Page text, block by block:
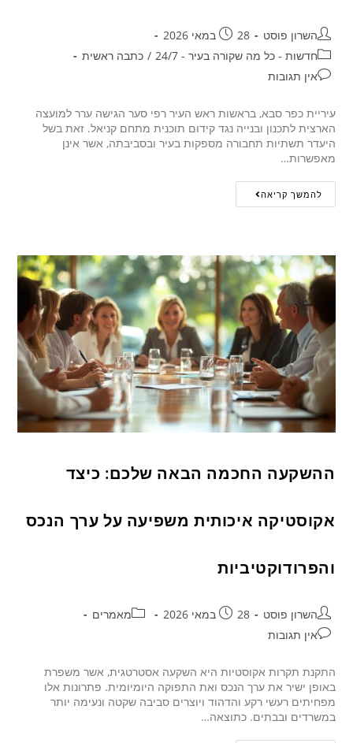
השרון פוסט
28 במאי 2026
חדשות - כל מה שקורה בעיר - 24/7
/ כתבה ראשית
אין תגובות
עיריית כפר סבא, בראשות ראש העיר רפי סער הגישה ערר למועצה
הארצית לתכנון ובנייה נגד קידום תוכנית מתחם קניאל. זאת בשל
היעדר תשתיות תחבורה מספקות בעיר ובסביבתה, אשר אינן
מאפשרות…
להמשך קריאה
ההשקעה החכמה הבאה שלכם: כיצד
אקוסטיקה איכותית משפיעה על ערך הנכס
והפרודוקטיביות
השרון פוסט 28 במאי 2026
מאמרים
אין תגובות
התקנת תקרות אקוסטיות היא השקעה אסטרטגית, אשר משפרת
באופן ישיר את ערך הנכס ואת התפוקה היומיומית. פתרונות אלו
מפחיתים רעשי רקע והדהוד ויוצרים סביבה שקטה ונעימה יותר
במשרדים ובבתים. כתוצאה…